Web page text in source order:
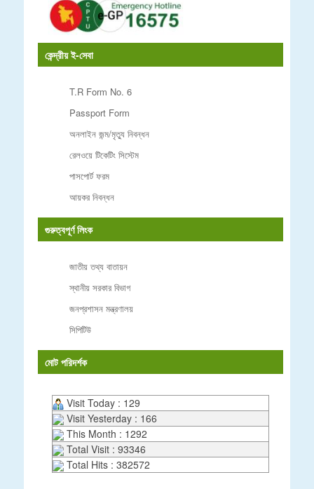
কেন্দ্রীয় ই-সেবা
T.R Form No. 6
Passport Form
অনলাইন জন্ম/মৃত্যু নিবন্ধন
রেলওয়ে টিকেটিং সিস্টেম
পাসপোর্ট ফরম
আয়কর নিবন্ধন
গুরুত্বপূর্ণ লিংক
জাতীয় তথ্য বাতায়ন
স্থানীয় সরকার বিভাগ
জনপ্রশাসন মন্ত্রণালয়
সিপিটিউ
মোট পরিদর্শক
Visit Today : 129
Visit Yesterday : 166
This Month : 1292
Total Visit : 93346
Total Hits : 382572